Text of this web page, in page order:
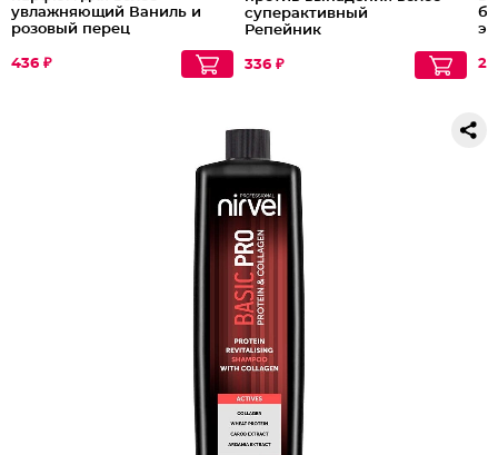
увлажняющий Ваниль и
розовый перец
436 ₽
суперактивный
Репейник
336 ₽